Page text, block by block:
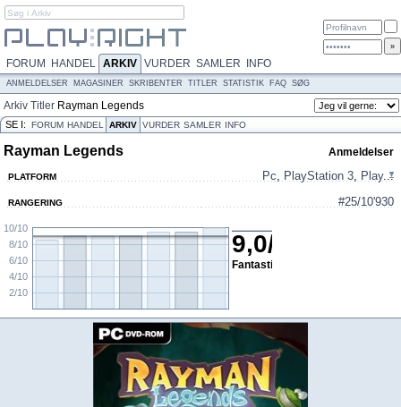
FORUM HANDEL ARKIV VURDER SAMLER INFO
ANMELDELSER MAGASINER SKRIBENTER TITLER STATISTIK FAQ SØG
Arkiv Titler Rayman Legends
SE I: FORUM HANDEL ARKIV VURDER SAMLER INFO
Rayman Legends Anmeldelser
PLATFORM Pc, PlayStation 3, Play...
RANGERING #25/10'930
2/10
4/10
6/10
8/10
10/10
9,0/
Fantastisk